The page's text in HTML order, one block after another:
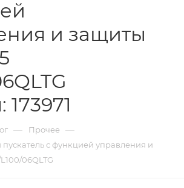
и защиты
173971
— Прочее —
с функцией управления и
06QLTG